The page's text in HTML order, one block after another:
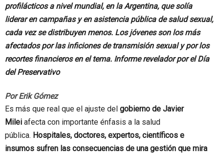
profilácticos a nivel mundial, en la Argentina, que solía
liderar en campañas y en asistencia pública de salud sexual,
cada vez se distribuyen menos. Los jóvenes son los más
afectados por las inficiones de transmisión sexual y por los
recortes financieros en el tema. Informe revelador por el Día
del Preservativo
PorErik Gómez
Es más que real que el ajuste del gobierno de Javier
Milei afecta con importante énfasis a la salud
pública. Hospitales, doctores, expertos, científicos e
insumos sufren las consecuencias de una gestión que mira